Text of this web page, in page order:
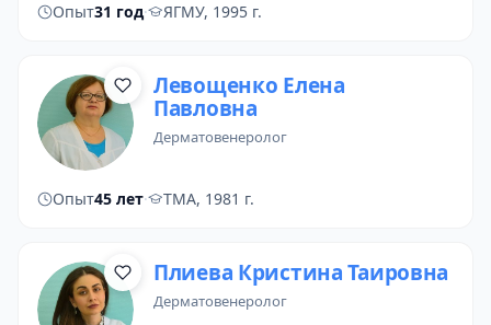
Опыт31 год· ЯГМУ, 1995 г.
Левощенко Елена
Павловна
дерматовенеролог
Опыт45 лет· ТМА, 1981 г.
Плиева Кристина Таировна
дерматовенеролог